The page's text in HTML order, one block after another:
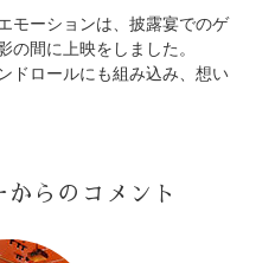
モーションは、披露宴でのゲ
の間に上映をしました。
ドロールにも組み込み、想い
からのコメント